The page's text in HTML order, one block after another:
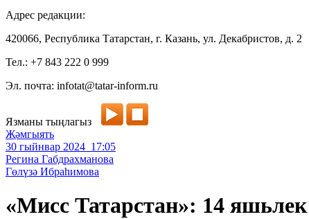
Адрес редакции:
420066, Республика Татарстан, г. Казань, ул. Декабристов, д. 2
Тел.: +7 843 222 0 999
Эл. почта: infotat@tatar-inform.ru
Язманы тыңлагыз
Җәмгыять
30 гыйнвар 2024 17:05
Регина Габдрахманова
Гөлүзә Ибраһимова
«Мисс Татарстан»: 14